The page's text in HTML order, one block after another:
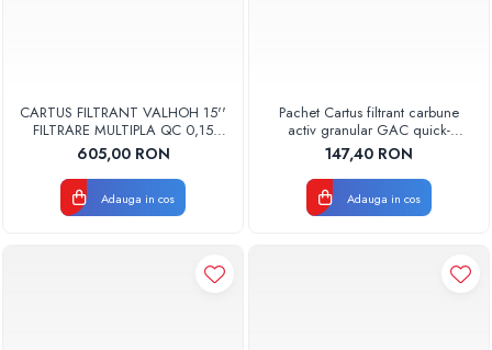
CARTUS FILTRANT VALHOH 15''
FILTRARE MULTIPLA QC 0,15
MICRONI
605,00 RON
Adauga in cos
Pachet Cartus filtrant carbune
activ granular GAC quick-
change AQUA07000511000
Aquapur Valhoh Valrom
147,40 RON
Adauga in cos